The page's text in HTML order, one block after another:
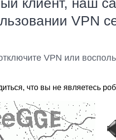
клиент, наш
VPN
VPN или
что вы не являетесь